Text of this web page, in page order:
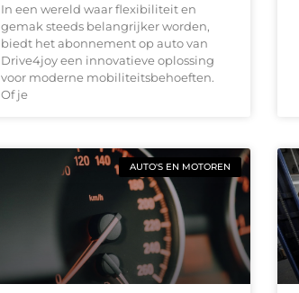
In een wereld waar flexibiliteit en
gemak steeds belangrijker worden,
biedt het abonnement op auto van
Drive4joy een innovatieve oplossing
voor moderne mobiliteitsbehoeften.
Of je
AUTO'S EN MOTOREN